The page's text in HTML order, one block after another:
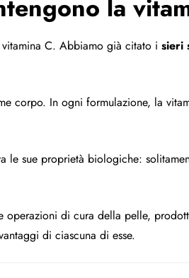
la
vitamina C. Abbiamo già citato isieri
corpo. In ogni formulazione, la
sue proprietà biologiche:
di cura della pelle,
di ciascuna di esse.